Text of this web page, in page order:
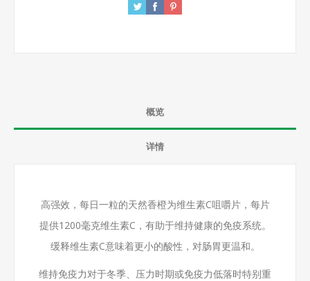
概览
详情
高强效，每日一粒的天然香橙为维生素C咀嚼片，每片
提供1200毫克维生素C，有助于维持健康的免疫系统。
缓释维生素C意味着更小的酸性，对肠胃更温和。
维持免疫力对于冬季、压力时期或免疫力低落时特别重